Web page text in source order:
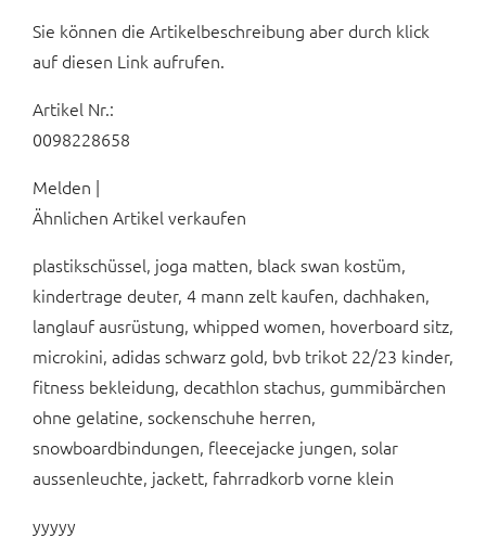
Sie können die Artikelbeschreibung aber durch klick
auf diesen Link aufrufen.
Artikel Nr.:
0098228658
Melden |
Ähnlichen Artikel verkaufen
plastikschüssel, joga matten, black swan kostüm,
kindertrage deuter, 4 mann zelt kaufen, dachhaken,
langlauf ausrüstung, whipped women, hoverboard sitz,
microkini, adidas schwarz gold, bvb trikot 22/23 kinder,
fitness bekleidung, decathlon stachus, gummibärchen
ohne gelatine, sockenschuhe herren,
snowboardbindungen, fleecejacke jungen, solar
aussenleuchte, jackett, fahrradkorb vorne klein
yyyyy